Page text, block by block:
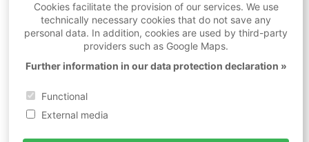
Fax: +43 5523 51031-80
Cookies facilitate the provision of our services. We use
technically necessary cookies that do not save any
personal data. In addition, cookies are used by third-party
providers such as Google Maps.
Further information in our data protection declaration »
Functional
External media